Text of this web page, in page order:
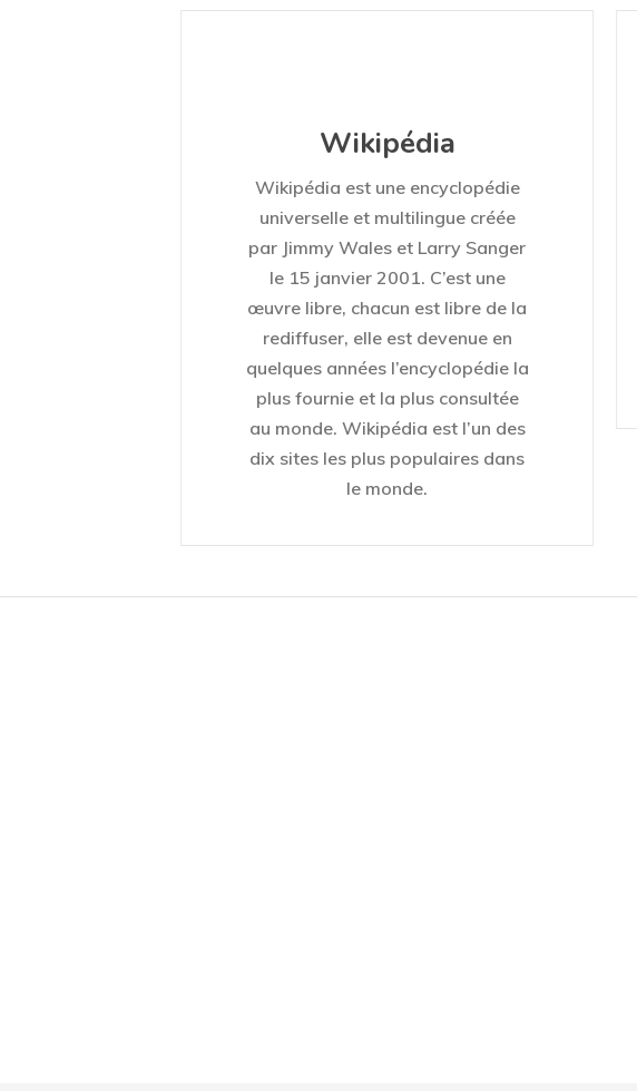
Wikipédia
Wikipédia est une encyclopédie
universelle et multilingue créée
par Jimmy Wales et Larry Sanger
le 15 janvier 2001. C’est une
œuvre libre, chacun est libre de la
rediffuser, elle est devenue en
quelques années l’encyclopédie la
plus fournie et la plus consultée
au monde. Wikipédia est l’un des
dix sites les plus populaires dans
le monde.